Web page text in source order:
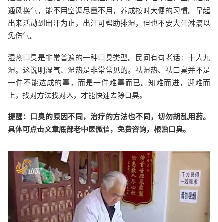
通风换气，能不用空调尽量不用，养成按时大便的习惯。早起
出来活动到出汗为止，出汗可帮助排湿，但也不要大汗淋漓以
免伤气。
湿热口臭是非常普遍的一种口臭类型。民间有句老话：十人九
湿。这说明湿气、湿热是非常常见的。祛湿热、祛口臭并不是
一件不能达成的事，而是一件难事而已。知难而进，迎难而
上，找对方法找对人，才能快速去除口臭。
提醒：口臭的原因不同，治疗的方法也不同，切勿胡乱用药。
具体可点击文章底部老中医微信，免费咨询，根治口臭。